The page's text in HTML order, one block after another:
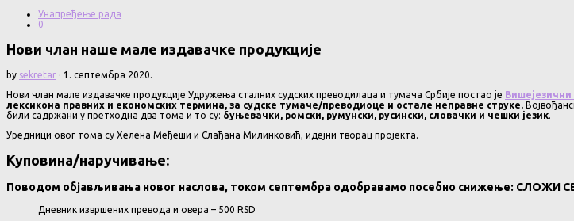
Унапређење рада
0
Нови члан наше мале издавачке продукције
by sekretar · 1. септембра 2020.
Нови члан мале издавачке продукције Удружења сталних судских преводилаца и тумача Србије постао је
лексикона правних и економских термина, за судске тумаче/преводиоце и остале неправне струке.
били садржани у претходна два тома и то су: буњевачки, ромски, румунски, русински, словачки и чешки језик.
Уредници овог тома су Хелена Међеши и Слађана Милинковић, идејни творац пројекта.
Куповина/наручивање:
Поводом објављивања новог наслова, током септембра одобравамо посебно снижење: СЛОЖИ
Дневник извршених превода и овера – 500 RSD